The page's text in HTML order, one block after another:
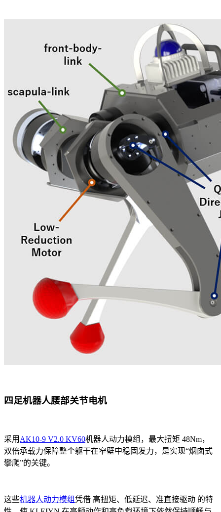
四足机器人腰部关节电机
采用 AK10-9 V2.0 KV60机器人动力模组，最大扭矩 48Nm，
双倍承载力保障整个躯干在窄壁中稳固发力，是实现“烟囱式
攀爬”的关键。
这些机器人动力模组凭借 高扭矩、低延迟、准直接驱动 的特